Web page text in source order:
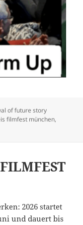
of future story
filmfest münchen,
2026 startet
und dauert bis